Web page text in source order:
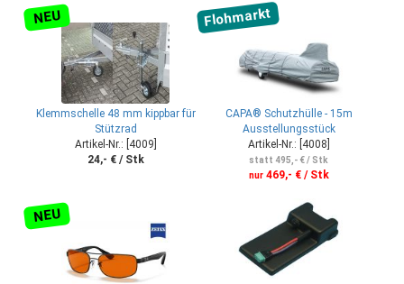
NEU
Klemmschelle 48 mm kippbar für
Stützrad
Artikel-Nr.: [4009]
24,- € / Stk
Flohmarkt
CAPA® Schutzhülle - 15m
Ausstellungsstück
Artikel-Nr.: [4008]
statt 495,- € / Stk
nur469,- € / Stk
NEU